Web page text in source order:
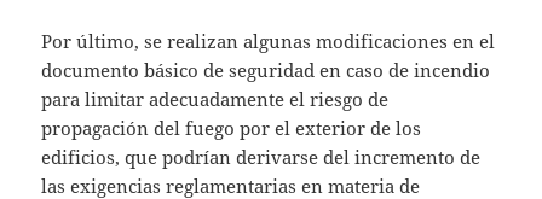
Por último, se realizan algunas modificaciones en el
documento básico de seguridad en caso de incendio
para limitar adecuadamente el riesgo de
propagación del fuego por el exterior de los
edificios, que podrían derivarse del incremento de
las exigencias reglamentarias en materia de